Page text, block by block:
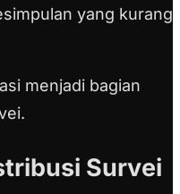
yang kurang
menjadi bagian
Survei